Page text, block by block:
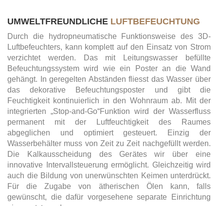
UMWELTFREUNDLICHE LUFTBEFEUCHTUNG
Durch die hydropneumatische Funktionsweise des 3D-
Luftbefeuchters, kann komplett auf den Einsatz von Strom
verzichtet werden. Das mit Leitungswasser befüllte
Befeuchtungssystem wird wie ein Poster an die Wand
gehängt. In geregelten Abständen fliesst das Wasser über
das dekorative Befeuchtungsposter und gibt die
Feuchtigkeit kontinuierlich in den Wohnraum ab. Mit der
integrierten „Stop-and-Go“Funktion wird der Wasserfluss
permanent mit der Luftfeuchtigkeit des Raumes
abgeglichen und optimiert gesteuert. Einzig der
Wasserbehälter muss von Zeit zu Zeit nachgefüllt werden.
Die Kalkausscheidung des Gerätes wir über eine
innovative Intervallsteuerung ermöglicht. Gleichzeitig wird
auch die Bildung von unerwünschten Keimen unterdrückt.
Für die Zugabe von ätherischen Ölen kann, falls
gewünscht, die dafür vorgesehene separate Einrichtung